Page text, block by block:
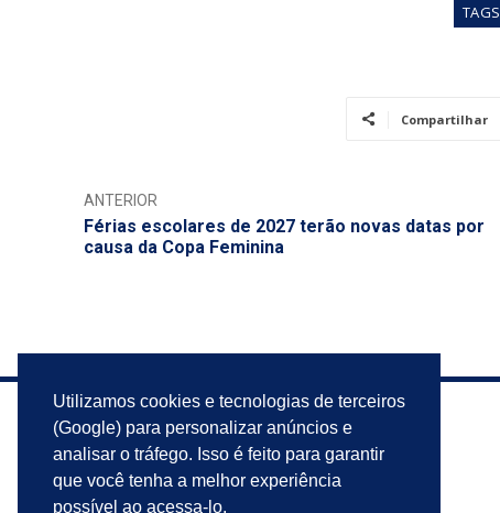
Utilizamos cookies e tecnologias de terceiros
(Google) para personalizar anúncios e
analisar o tráfego. Isso é feito para garantir
que você tenha a melhor experiência
possível ao acessa-lo.
TAGS
Compartilhar
ANTERIOR
Férias escolares de 2027 terão novas datas por
causa da Copa Feminina